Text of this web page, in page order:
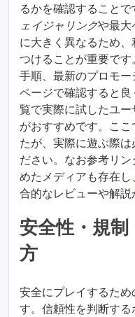
るかを確認すること
ェイジャリングや最大
に大きく異なるため
つけることが重要で
手順、最新のプロモ
ページで確認すると
覧で実際に試したユ
がおすすめです。こ
たが、実際に遊ぶ際
ださい。なお参考リ
めたメディアも存在し、
合的なレビューや解説
安全性・規制
方
安全にプレイするた
す。信頼性を判断す